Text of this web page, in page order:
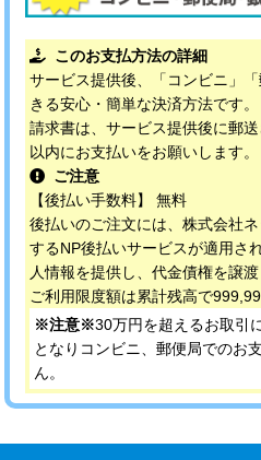
このお支払方法の詳細
サービス提供後、「コンビニ」
きる安心・簡単な決済方法です。
請求書は、サービス提供後に郵
以内にお支払いをお願いします。
ご注意
【後払い手数料】 無料
後払いのご注文には、株式会社
するNP後払いサービスが適用さ
人情報を提供し、代金債権を譲渡
ご利用限度額は累計残高で
※注意※30万円を超えるお取引
となりコンビニ、郵便局でのお
ん。